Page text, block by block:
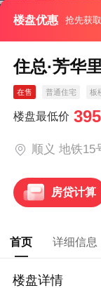
楼盘优惠 抢先获
住总·芳华里
在售 普通住宅 板
楼盘最低价
顺义 地铁15
房贷计算
首页 详细信息
楼盘详情